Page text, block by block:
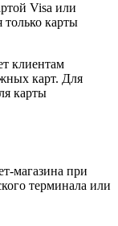
Visa или
карты
клиентам
карт. Для
карты
магазина при
терминала или